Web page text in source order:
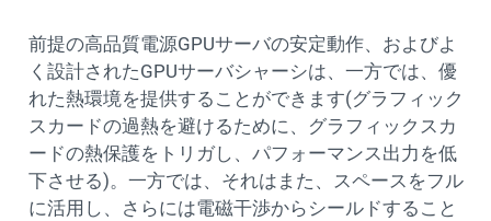
前提の高品質電源GPUサーバの安定動作、およびよ
く設計されたGPUサーバシャーシは、一方では、優
れた熱環境を提供することができます(グラフィック
スカードの過熱を避けるために、グラフィックスカ
ードの熱保護をトリガし、パフォーマンス出力を低
下させる)。一方では、それはまた、スペースをフル
に活用し、さらには電磁干渉からシールドすること